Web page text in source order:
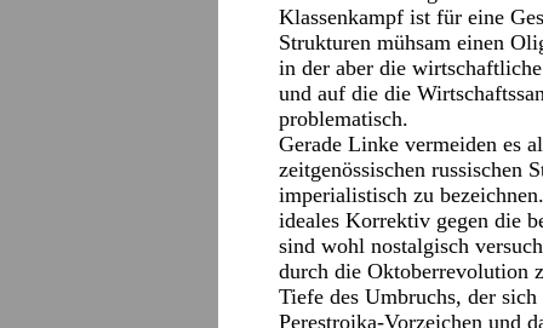
Klassenkampf ist für eine
Strukturen mühsam einen
in der aber die
und auf die die
problematisch.
Gerade Linke vermeiden es
zeitgenössischen russischen
imperialistisch zu
ideales Korrektiv gegen die
sind wohl nostalgisch
durch die Oktoberrevolution
Tiefe des Umbruchs, der
Perestroika-Vorzeichen und